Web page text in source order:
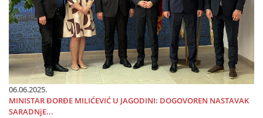
06.06.2025.
MINISTAR ĐORĐE MILIĆEVIĆ U ЈAGODINI: DOGOVOREN NASTAVAK
SARADNjE...